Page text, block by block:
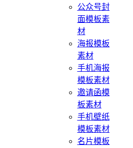
公众号封
面模板素
材
海报模板
素材
手机海报
模板素材
邀请函模
板素材
手机壁纸
模板素材
名片模板